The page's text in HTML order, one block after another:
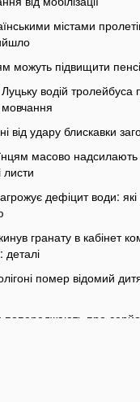
містами
можуть підвищити
водій тролейбуса
від удару блискавки
масово надсилають
листи
дефіцит води: які
гранату в кабінет
деталі
помер відомий
про